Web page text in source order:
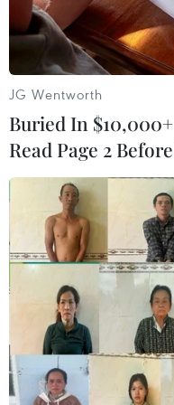
Ông Pavel Durov,
Ngày 28/8, Pháp
Durov, người sáng
Telegram, về một
dụng nhắn tin này.
tại Pháp nhưng bị
JG Wentworth
Buried In
Read Page 2